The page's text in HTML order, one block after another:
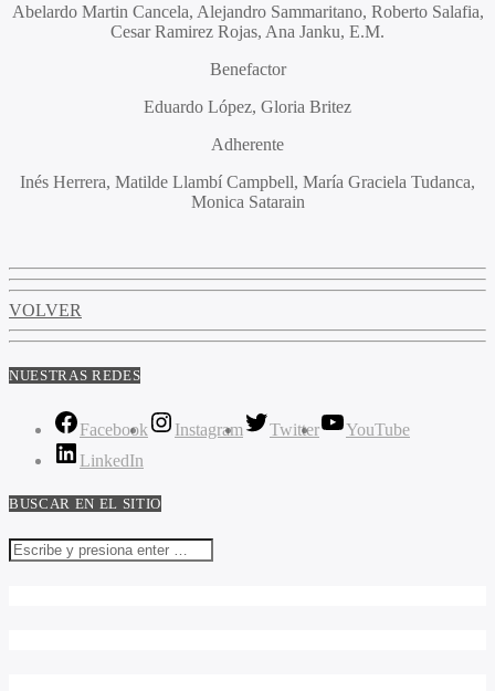
Abelardo Martin Cancela, Alejandro Sammaritano, Roberto Salafia,
Cesar Ramirez Rojas, Ana Janku, E.M.
Benefactor
Eduardo López, Gloria Britez
Adherente
Inés Herrera, Matilde Llambí Campbell, María Graciela Tudanca,
Monica Satarain
VOLVER
NUESTRAS REDES
Facebook Instagram Twitter
YouTube
LinkedIn
BUSCAR EN EL SITIO